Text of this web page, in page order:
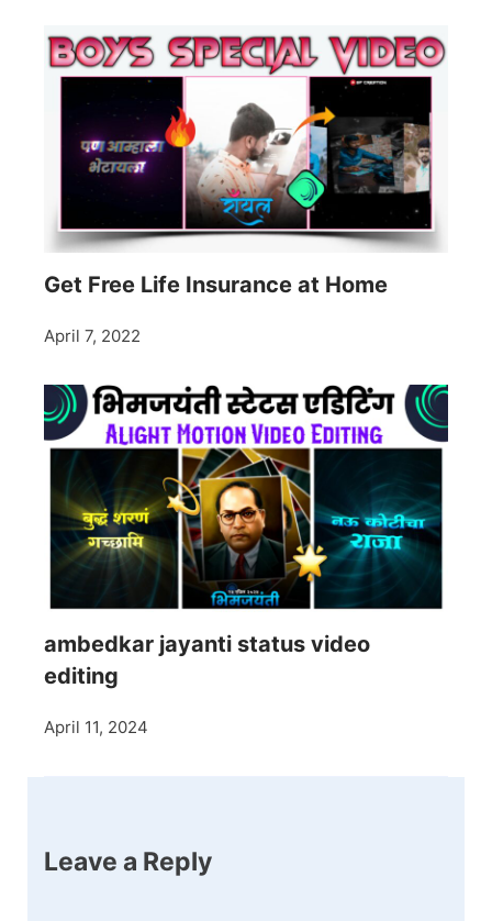
Get Free Life Insurance at Home
April 7, 2022
ambedkar jayanti status video
editing
April 11, 2024
Leave a Reply